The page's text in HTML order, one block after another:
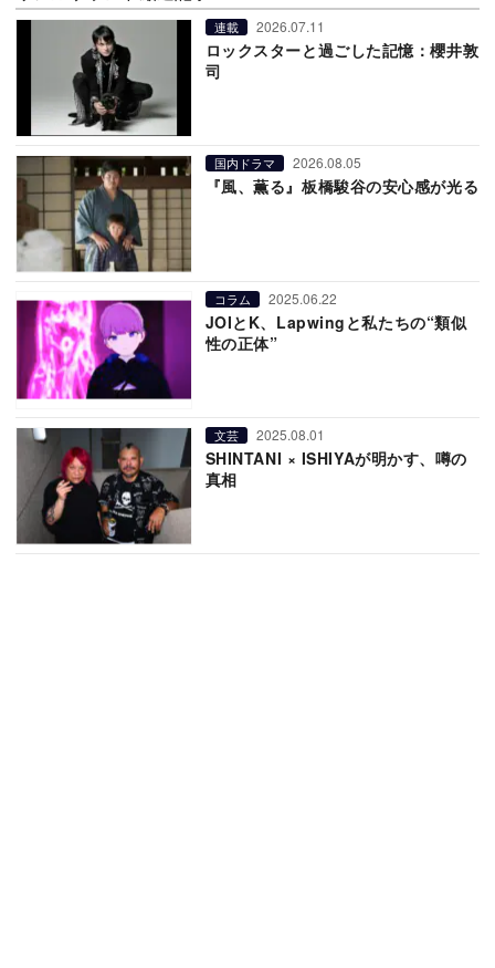
連載 2026.07.11
ロックスターと過ごした記憶：櫻井敦
司
国内ドラマ 2026.08.05
『風、薫る』板橋駿谷の安心感が光る
コラム 2025.06.22
JOIとK、Lapwingと私たちの“類似
性の正体”
文芸 2025.08.01
SHINTANI × ISHIYAが明かす、噂の
真相